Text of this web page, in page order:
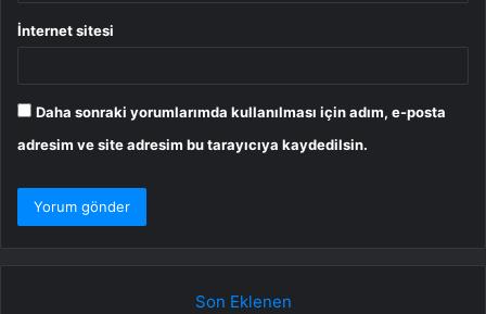
İnternet sitesi
Daha sonraki yorumlarımda kullanılması için adım, e-posta
adresim ve site adresim bu tarayıcıya kaydedilsin.
Son Eklenen